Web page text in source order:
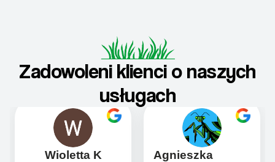
Zadowoleni klienci o naszych
usługach
Wioletta K
Agnieszka